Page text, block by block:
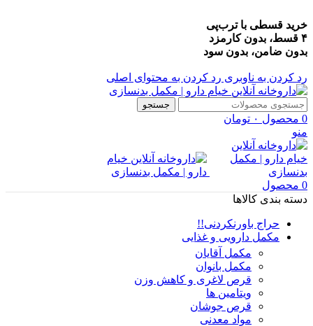
خرید قسطی با ترب‌پی
۴ قسط، بدون کارمزد
بدون ضامن، بدون سود
رد کردن به ناوبری رد کردن به محتوای اصلی
جستجو
0 محصول ۰ تومان
منو
0 محصول
دسته بندی کالاها
حراج باورنکردنی!!
مکمل دارویی و غذایی
مکمل آقایان
مکمل بانوان
قرص لاغری و کاهش وزن
ویتامین ها
قرص جوشان
مواد معدنی